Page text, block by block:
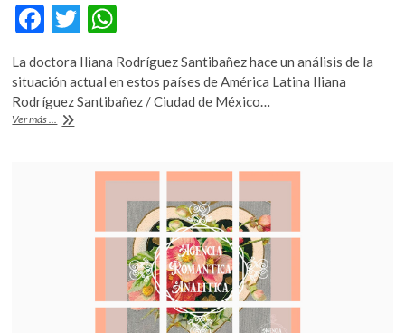
F
ac
e
b
o
T
w
itt
er
h
at
s
p
p
La doctora Iliana Rodríguez Santibañez hace un análisis de la
situación actual en estos países de América Latina Iliana
Rodríguez Santibañez / Ciudad de México…
Ver más ... #VisiónGlobal: